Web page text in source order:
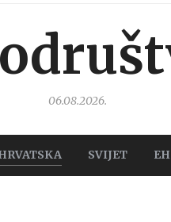
06.08.2026.
SVIJET